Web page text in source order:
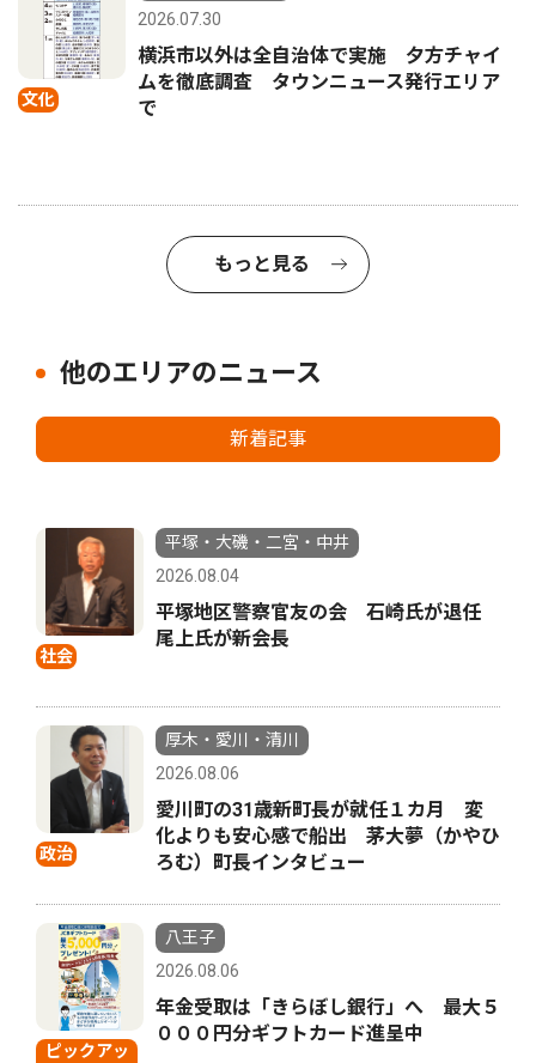
文化
2026.07.30
横浜市以外は全自治体で実施 夕方チャイ
ムを徹底調査 タウンニュース発行エリア
で
もっと見る
他のエリアのニュース
新着記事
社会
平塚・大磯・二宮・中井
2026.08.04
平塚地区警察官友の会 石崎氏が退任
尾上氏が新会長
政治
厚木・愛川・清川
2026.08.06
愛川町の31歳新町長が就任１カ月 変
化よりも安心感で船出 茅大夢（かやひ
ろむ）町長インタビュー
ピックアッ
八王子
2026.08.06
年金受取は「きらぼし銀行」へ 最大５
０００円分ギフトカード進呈中